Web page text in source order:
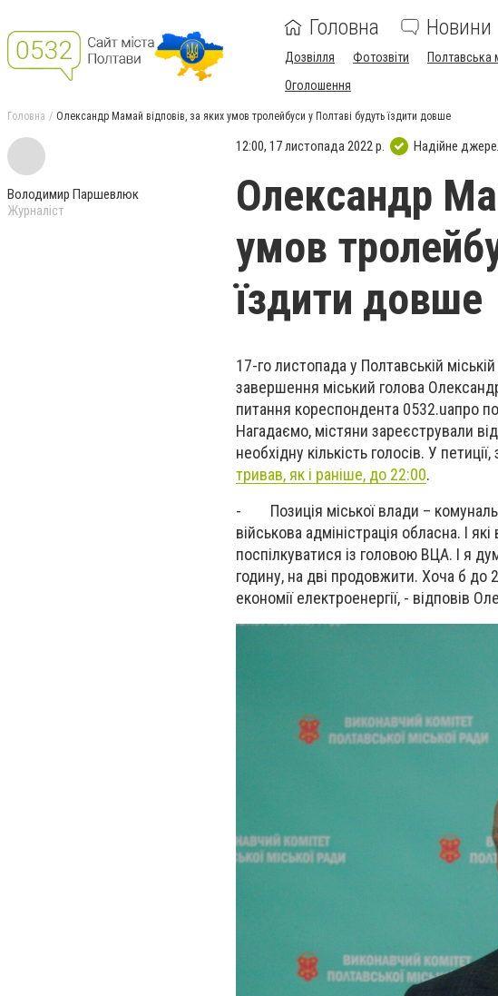
Головна Новини
Дозвілля Фотозвіти Полтавська
Оголошення
Головна Олександр Мамай відповів, за яких умов тролейбуси у Полтаві будуть їздити довше
Володимир Паршевлюк
Журналіст
12:00, 17 листопада 2022 р. Надійне
Олександр
умов
їздити довше
17-го листопада у Полтавській
завершення міський голова
питання кореспондента 0532.uaпро
Нагадаємо, містяни зареєстрували
необхідну кількість голосів. У
тривав, як і раніше, до 22:00.
- Позиція міської влади –
військова адміністрація обласна. І
поспілкуватися із головою ВЦА. І я
годину, на дві продовжити. Хоча б до
економії електроенергії, - відповів